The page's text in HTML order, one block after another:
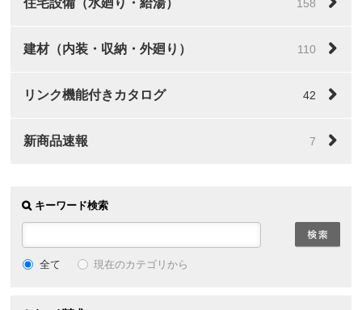
住宅設備（水廻り・給湯） 158
建材（内装・収納・外廻り） 110
リンク機能付きカタログ 42
新商品速報 7
キーワード検索
全て 現在のカテゴリから